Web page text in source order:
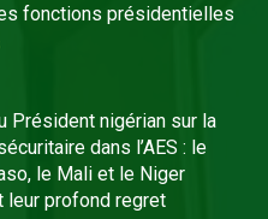
fonctions présidentielles
Président nigérian sur la
dans l’AES : le
le Mali et le Niger
leur profond regret